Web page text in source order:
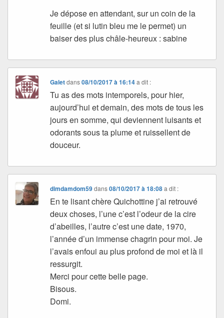
Je dépose en attendant, sur un coin de la
feuille (et si lutin bleu me le permet) un
baiser des plus châle-heureux : sabine
Galetdans08/10/2017 à 16:14 a dit :
Tu as des mots intemporels, pour hier,
aujourd’hui et demain, des mots de tous les
jours en somme, qui deviennent luisants et
odorants sous ta plume et ruissellent de
douceur.
dimdamdom59dans08/10/2017 à 18:08 a dit :
En te lisant chère Quichottine j’ai retrouvé
deux choses, l’une c’est l’odeur de la cire
d’abeilles, l’autre c’est une date, 1970,
l’année d’un immense chagrin pour moi. Je
l’avais enfoui au plus profond de moi et là il
ressurgit.
Merci pour cette belle page.
Bisous.
Domi.